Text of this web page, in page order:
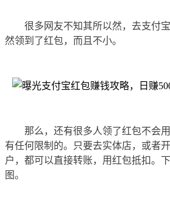
很多网友不知其所以然，去支付
然领到了红包，而且不小。
那么，还有很多人领了红包不会
有任何限制的。只要去实体店，或者
户，都可以直接转账，用红包抵扣。
图。